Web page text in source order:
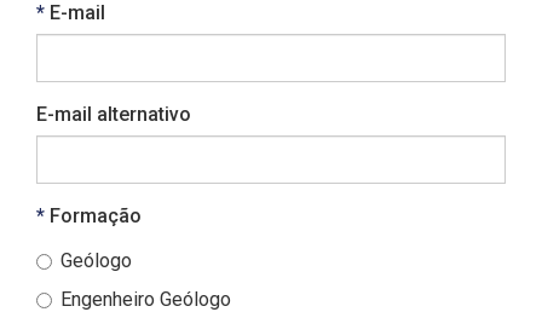
E-mail
E-mail alternativo
Formação
Geólogo
Engenheiro Geólogo